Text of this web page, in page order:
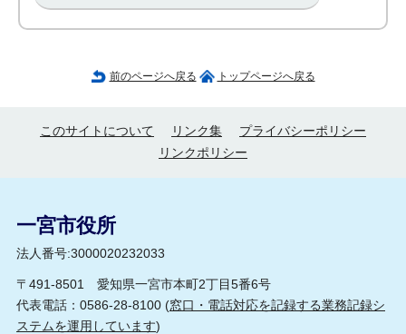
前のページへ戻る トップページへ戻る
このサイトについて リンク集
プライバシーポリシー
リンクポリシー
一宮市役所
法人番号:3000020232033
〒491-8501 愛知県一宮市本町2丁目5番6号
代表電話：0586-28-8100 (窓口・電話対応を記録する業務記録シ
ステムを運用しています)